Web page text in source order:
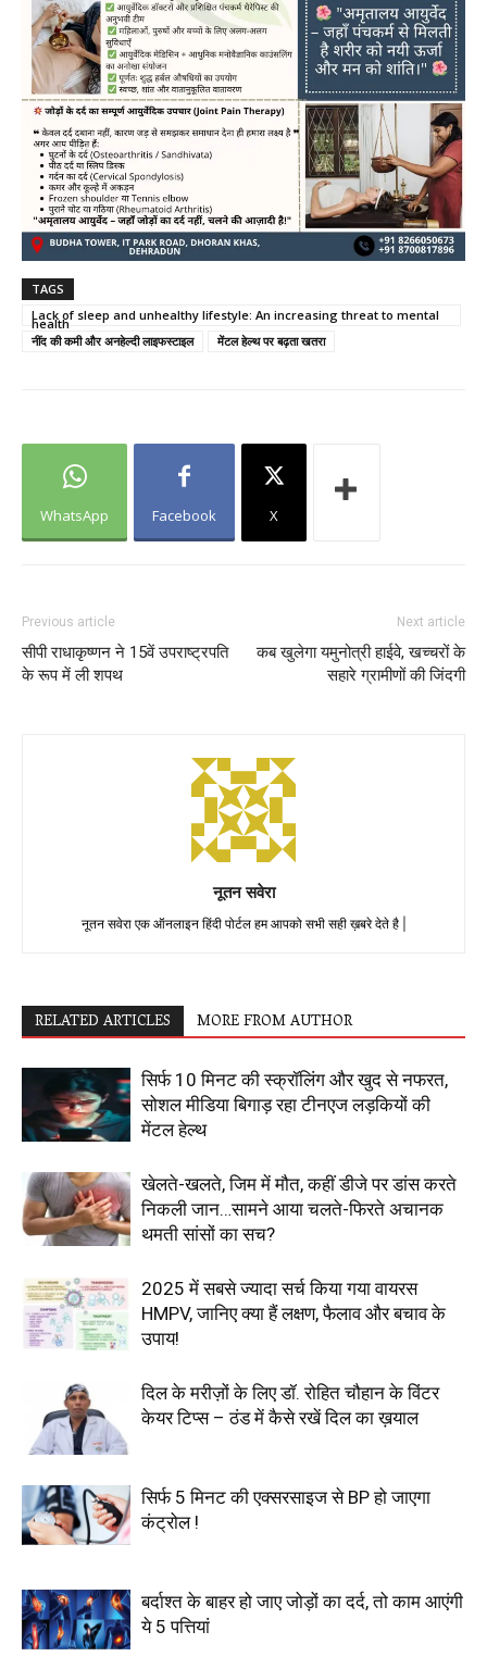
TAGS
Lack of sleep and unhealthy lifestyle: An increasing threat to mental
health
नींद की कमी और अनहेल्दी लाइफस्टाइल
मेंटल हेल्थ पर बढ़ता खतरा
WhatsApp Facebook X
Previous article
सीपी राधाकृष्णन ने 15वें उपराष्ट्रपति
के रूप में ली शपथ
Next article
कब खुलेगा यमुनोत्री हाईवे, खच्चरों के
सहारे ग्रामीणों की जिंदगी
नूतन सवेरा
नूतन सवेरा एक ऑनलाइन हिंदी पोर्टल हम आपको सभी सही ख़बरे देते है |
RELATED ARTICLES MORE FROM AUTHOR
सिर्फ 10 मिनट की स्क्रॉलिंग और खुद से नफरत,
सोशल मीडिया बिगाड़ रहा टीनएज लड़कियों की
मेंटल हेल्थ
खेलते-खलते, जिम में मौत, कहीं डीजे पर डांस करते
निकली जान…सामने आया चलते-फिरते अचानक
थमती सांसों का सच?
2025 में सबसे ज्यादा सर्च किया गया वायरस
HMPV, जानिए क्या हैं लक्षण, फैलाव और बचाव के
उपाय!
दिल के मरीज़ों के लिए डॉ. रोहित चौहान के विंटर
केयर टिप्स – ठंड में कैसे रखें दिल का ख़याल
सिर्फ 5 मिनट की एक्सरसाइज से BP हो जाएगा
कंट्रोल !
बर्दाश्त के बाहर हो जाए जोड़ों का दर्द, तो काम आएंगी
ये 5 पत्तियां